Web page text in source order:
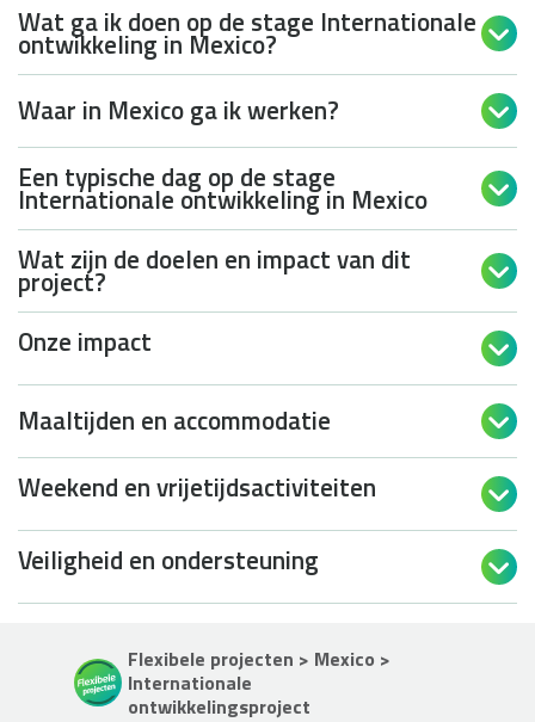
Wat ga ik doen op de stage Internationale
ontwikkeling in Mexico? 
Waar in Mexico ga ik werken? 
Een typische dag op de stage
Internationale ontwikkeling in Mexico 
Wat zijn de doelen en impact van dit
project? 
Onze impact 
Maaltijden en accommodatie 
Weekend en vrijetijdsactiviteiten 
Veiligheid en ondersteuning 
Flexibele projecten > Mexico >
Internationale
ontwikkelingsproject